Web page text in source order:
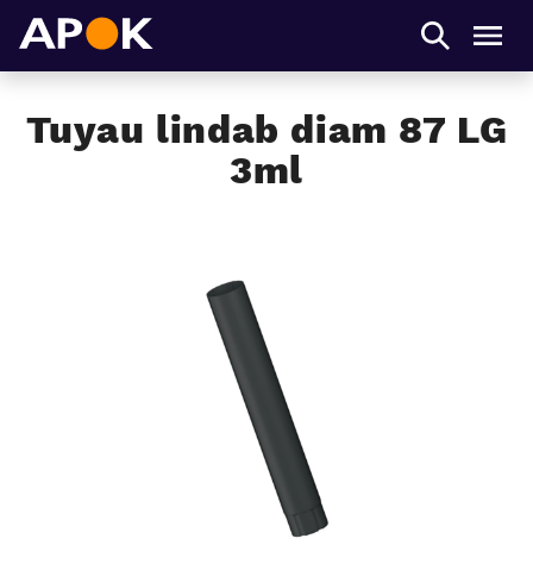
Tuyau lindab diam 87 LG
3ml